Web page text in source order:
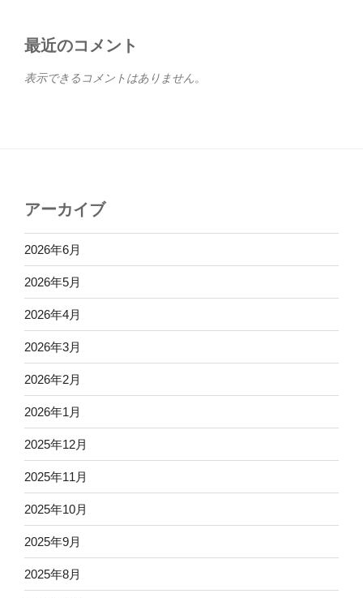
最近のコメント
表示できるコメントはありません。
アーカイブ
2026年6月
2026年5月
2026年4月
2026年3月
2026年2月
2026年1月
2025年12月
2025年11月
2025年10月
2025年9月
2025年8月